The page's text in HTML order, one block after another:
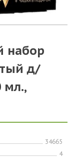
набор
д/
мл.,
34665
4